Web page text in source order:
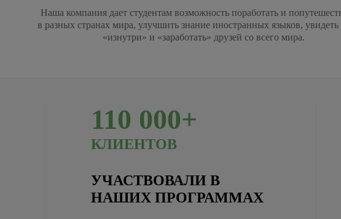
Наша компания дает студентам возможность поработать и
в разных странах мира, улучшить знание иностранных языков, увидеть
«изнутри» и «заработать» друзей со всего мира.
110 000+
КЛИЕНТОВ
УЧАСТВОВАЛИ В
НАШИХ ПРОГРАММАХ